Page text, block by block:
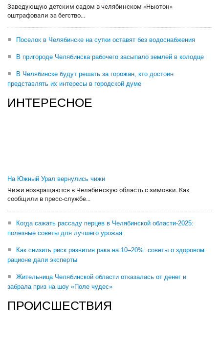
Заведующую детским садом в челябинском «Ньютон»
оштрафовали за бегство...
Поселок в Челябинске на сутки оставят без водоснабжения
В пригороде Челябинска рабочего засыпало землей в колодце
В Челябинске будут решать за горожан, кто достоин
представлять их интересы в городской думе
ИНТЕРЕСНОЕ
На Южный Урал вернулись чижи
Чижи возвращаются в Челябинскую область с зимовки. Как
сообщили в пресс-службе...
Когда сажать рассаду перцев в Челябинской области-2025:
полезные советы для лучшего урожая
Как снизить риск развития рака на 10–20%: советы о здоровом
рационе дали эксперты
Жительница Челябинской области отказалась от денег и
забрала приз на шоу «Поле чудес»
ПРОИСШЕСТВИЯ